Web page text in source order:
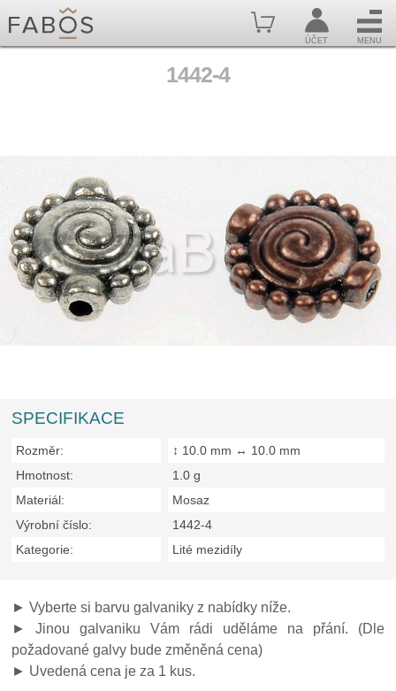
ÚČET MENU
1442-4
SPECIFIKACE
Rozměr:
↕ 10.0 mm ↔ 10.0 mm
Hmotnost:
1.0 g
Materiál:
Mosaz
Výrobní číslo:
1442-4
Kategorie:
Lité mezidíly
► Vyberte si barvu galvaniky z nabídky níže.
► Jinou galvaniku Vám rádi uděláme na přání. (Dle
požadované galvy bude změněná cena)
► Uvedená cena je za 1 kus.